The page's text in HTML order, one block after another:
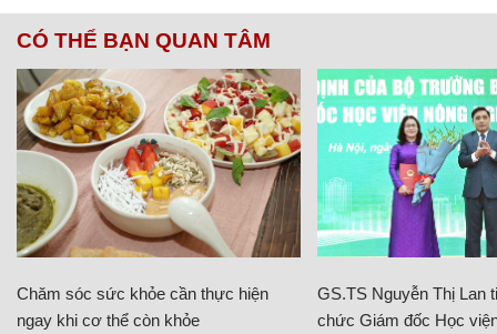
CÓ THỂ BẠN QUAN TÂM
Chăm sóc sức khỏe cần thực hiện
ngay khi cơ thể còn khỏe
GS.TS Nguyễn Thị Lan
chức Giám đốc Học